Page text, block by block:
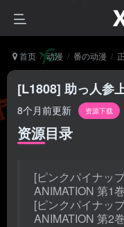
首页 动漫 番の动漫
[L1808] 助っ人参
8个月前更新 资源下载
资源目录
[ピンクパイナッ
ANIMATION 第1
[ピンクパイナッ
ANIMATION 第2